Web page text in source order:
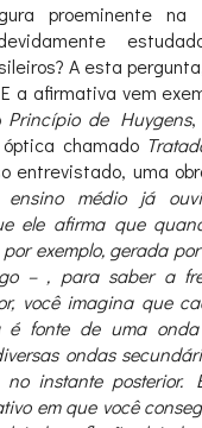
proeminente na
A esta
a afirmativa vem
Princípio de Huygens,
chamado
entrevistado, uma
ensino médio já
ele afirma que
exemplo, gerada
– , para saber a
você imagina que
é fonte de uma
ondas
instante posterior.
em que você